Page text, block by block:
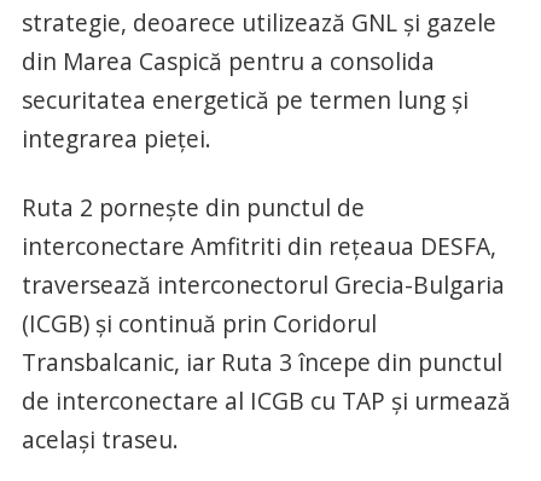
strategie, deoarece utilizează GNL și gazele
din Marea Caspică pentru a consolida
securitatea energetică pe termen lung și
integrarea pieței.
Ruta 2 pornește din punctul de
interconectare Amfitriti din rețeaua DESFA,
traversează interconectorul Grecia-Bulgaria
(ICGB) și continuă prin Coridorul
Transbalcanic, iar Ruta 3 începe din punctul
de interconectare al ICGB cu TAP și urmează
același traseu.